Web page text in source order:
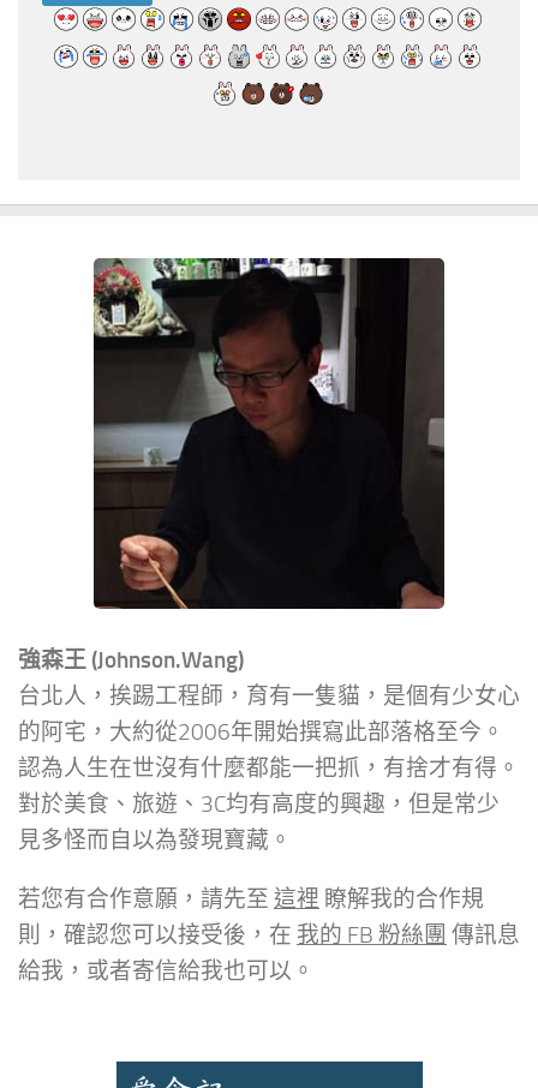
強森王 (Johnson.Wang)
台北人，挨踢工程師，育有一隻貓，是個有少女心
的阿宅，大約從2006年開始撰寫此部落格至今。
認為人生在世沒有什麼都能一把抓，有捨才有得。
對於美食、旅遊、3C均有高度的興趣，但是常少
見多怪而自以為發現寶藏。
若您有合作意願，請先至 這裡 瞭解我的合作規
則，確認您可以接受後，在 我的 FB 粉絲團 傳訊息
給我，或者寄信給我也可以。